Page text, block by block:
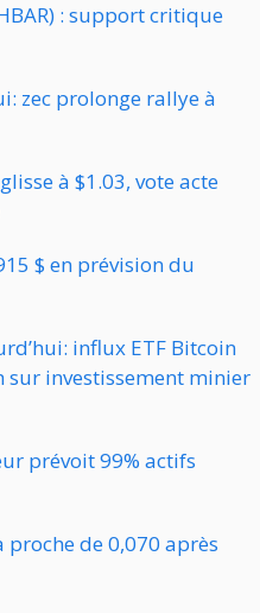
: support critique
zec prolonge rallye à
à $1.03, vote acte
$ en prévision du
influx ETF Bitcoin
sur investissement minier
prévoit 99% actifs
de 0,070 après